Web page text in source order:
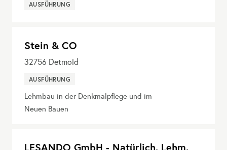
AUSFÜHRUNG
Stein & CO
32756 Detmold
AUSFÜHRUNG
Lehmbau in der Denkmalpflege und im
Neuen Bauen
LESANDO GmbH - Natürlich. Lehm.